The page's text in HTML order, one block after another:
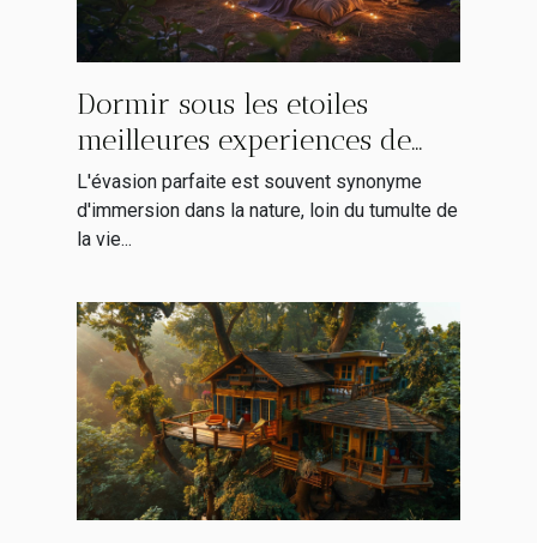
Dormir sous les etoiles
meilleures experiences de
glamping en Europe pour
une escapade nature
L'évasion parfaite est souvent synonyme
d'immersion dans la nature, loin du tumulte de
la vie...